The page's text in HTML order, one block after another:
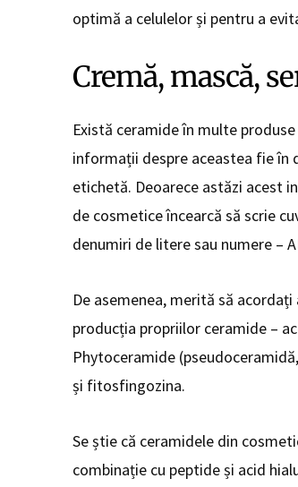
optimă a celulelor și pentru a
Cremă, mască,
Există ceramide în multe
informații despre aceastea fie în
etichetă. Deoarece astăzi acest
de cosmetice încearcă să scrie
denumiri de litere sau numere –
De asemenea, merită să
producția propriilor ceramide –
Phytoceramide
și fitosfingozina.
Se știe că ceramidele din
combinație cu peptide și acid